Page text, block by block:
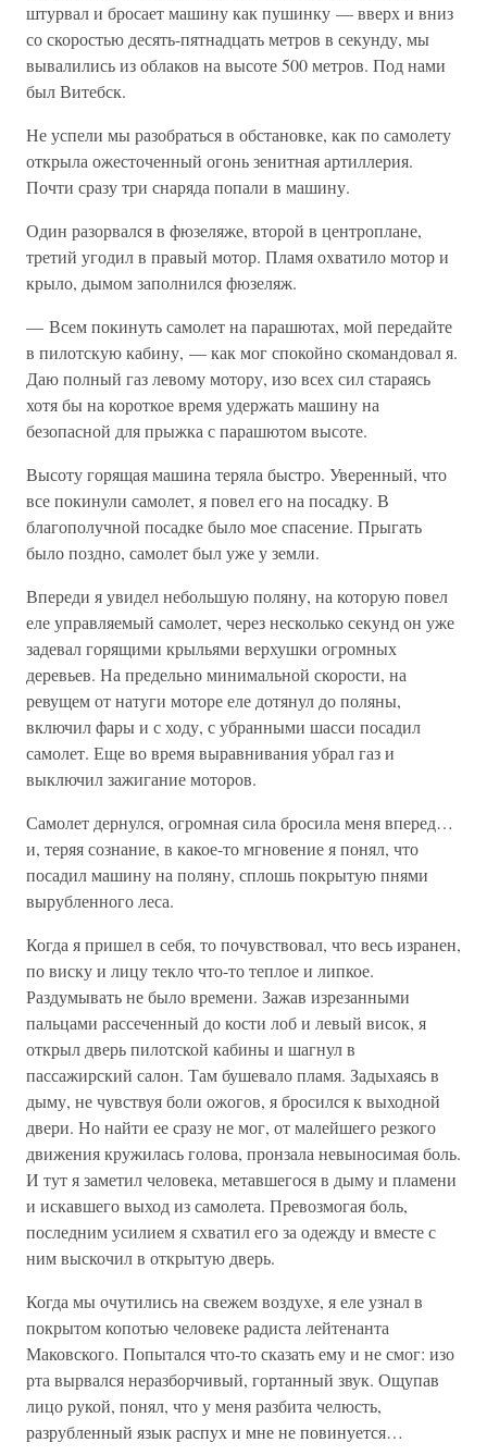
штурвал и бросает машину как пушинку — вверх и вниз
со скоростью десять-пятнадцать метров в секунду, мы
вывалились из облаков на высоте 500 метров. Под нами
был Витебск.
Не успели мы разобраться в обстановке, как по самолету
открыла ожесточенный огонь зенитная артиллерия.
Почти сразу три снаряда попали в машину.
Один разорвался в фюзеляже, второй в центроплане,
третий угодил в правый мотор. Пламя охватило мотор и
крыло, дымом заполнился фюзеляж.
— Всем покинуть самолет на парашютах, мой передайте
в пилотскую кабину, — как мог спокойно скомандовал я.
Даю полный газ левому мотору, изо всех сил стараясь
хотя бы на короткое время удержать машину на
безопасной для прыжка с парашютом высоте.
Высоту горящая машина теряла быстро. Уверенный, что
все покинули самолет, я повел его на посадку. В
благополучной посадке было мое спасение. Прыгать
было поздно, самолет был уже у земли.
Впереди я увидел небольшую поляну, на которую повел
еле управляемый самолет, через несколько секунд он уже
задевал горящими крыльями верхушки огромных
деревьев. На предельно минимальной скорости, на
ревущем от натуги моторе еле дотянул до поляны,
включил фары и с ходу, с убранными шасси посадил
самолет. Еще во время выравнивания убрал газ и
выключил зажигание моторов.
Самолет дернулся, огромная сила бросила меня вперед…
и, теряя сознание, в какое-то мгновение я понял, что
посадил машину на поляну, сплошь покрытую пнями
вырубленного леса.
Когда я пришел в себя, то почувствовал, что весь изранен,
по виску и лицу текло что-то теплое и липкое.
Раздумывать не было времени. Зажав изрезанными
пальцами рассеченный до кости лоб и левый висок, я
открыл дверь пилотской кабины и шагнул в
пассажирский салон. Там бушевало пламя. Задыхаясь в
дыму, не чувствуя боли ожогов, я бросился к выходной
двери. Но найти ее сразу не мог, от малейшего резкого
движения кружилась голова, пронзала невыносимая боль.
И тут я заметил человека, метавшегося в дыму и пламени
и искавшего выход из самолета. Превозмогая боль,
последним усилием я схватил его за одежду и вместе с
ним выскочил в открытую дверь.
Когда мы очутились на свежем воздухе, я еле узнал в
покрытом копотью человеке радиста лейтенанта
Маковского. Попытался что-то сказать ему и не смог: изо
рта вырвался неразборчивый, гортанный звук. Ощупав
лицо рукой, понял, что у меня разбита челюсть,
разрубленный язык распух и мне не повинуется…